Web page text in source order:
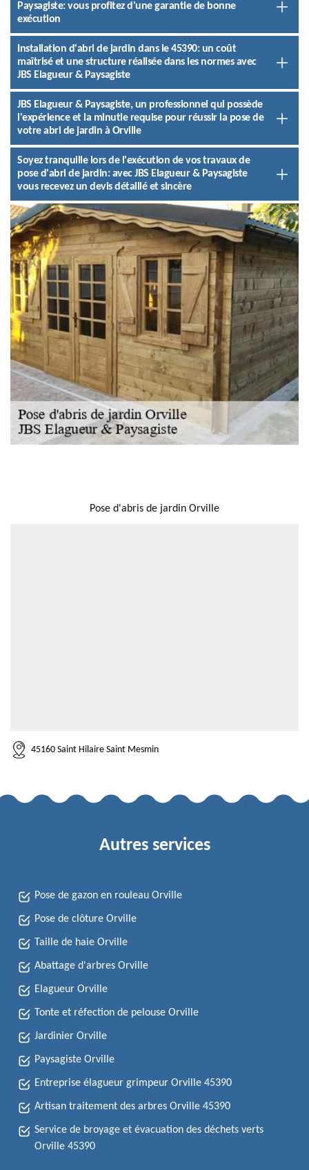
Paysagiste: vous profitez d'une garantie de bonne
exécution
Installation d'abri de jardin dans le 45390: un coût
maîtrisé et une structure réalisée dans les normes avec
JBS Elagueur & Paysagiste
JBS Elagueur & Paysagiste, un professionnel qui possède
l'expérience et la minutie requise pour réussir la pose de
votre abri de jardin à Orville
Soyez tranquille lors de l'exécution de vos travaux de
pose d'abri de jardin: avec JBS Elagueur & Paysagiste
vous recevez un devis détaillé et sincère
Pose d'abris de jardin Orville
45160 Saint Hilaire Saint Mesmin
Autres services
Pose de gazon en rouleau Orville
Pose de clôture Orville
Taille de haie Orville
Abattage d'arbres Orville
Elagueur Orville
Tonte et réfection de pelouse Orville
Jardinier Orville
Paysagiste Orville
Entreprise élagueur grimpeur Orville 45390
Artisan traitement des arbres Orville 45390
Service de broyage et évacuation des déchets verts
Orville 45390